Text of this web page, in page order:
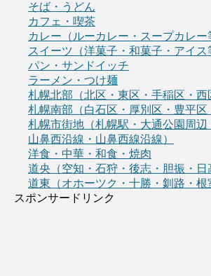
そば・うどん
カフェ・喫茶
カレー（ルーカレー・スープカレー
スイーツ（洋菓子・和菓子・アイス
パン・サンドイッチ
ラーメン・つけ麺
札幌北部（北区・東区・手稲区・西
札幌南部（白石区・厚別区・豊平区
札幌市街地（札幌駅・大通公園周辺
山鼻西沿線・山鼻西線沿線）
洋食・中華・和食・焼肉
道央（空知・石狩・後志・胆振・日
道東（オホーツク・十勝・釧路・根
スポンサードリンク